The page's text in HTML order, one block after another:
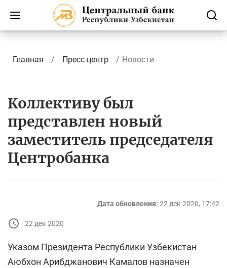
Главная Пресс-центр Новости
Коллективу был
представлен новый
заместитель председателя
Центробанка
Дата обновления: 22 дек 2020, 17:42
22 дек 2020
Указом Президента Республики Узбекистан
Аюбхон Арибджанович Камалов назначен